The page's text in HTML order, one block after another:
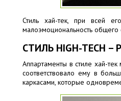
Стиль хай-тек, при всей
малоэмоциональность
СТИЛЬ HIGH-TECH
Аппартаменты в стиле хай-
соответствовало ему в
каркасами, которые